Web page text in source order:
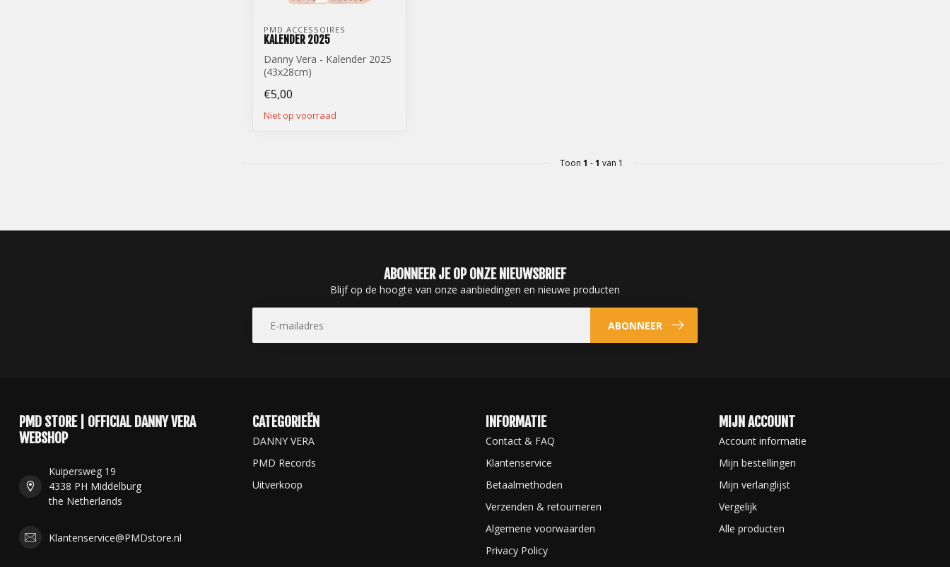
PMD ACCESSOIRES
KALENDER 2025
Danny Vera - Kalender 2025
(43x28cm)
€5,00
Niet op voorraad
Toon 1 -1 van 1
ABONNEER JE OP ONZE NIEUWSBRIEF
Blijf op de hoogte van onze aanbiedingen en nieuwe producten
ABONNEER
PMD STORE | OFFICIAL DANNY VERA
WEBSHOP
Kuipersweg 19
4338 PH Middelburg
the Netherlands
Klantenservice@PMDstore.nl
CATEGORIEËN
DANNY VERA
PMD Records
Uitverkoop
INFORMATIE
Contact & FAQ
Klantenservice
Betaalmethoden
Verzenden & retourneren
Algemene voorwaarden
Privacy Policy
MIJN ACCOUNT
Account informatie
Mijn bestellingen
Mijn verlanglijst
Vergelijk
Alle producten